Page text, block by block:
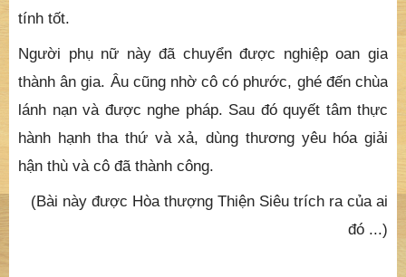
tính tốt.
Người phụ nữ này đã chuyển được nghiệp oan gia
thành ân gia. Âu cũng nhờ cô có phước, ghé đến chùa
lánh nạn và được nghe pháp. Sau đó quyết tâm thực
hành hạnh tha thứ và xả, dùng thương yêu hóa giải
hận thù và cô đã thành công.
(Bài này được Hòa thượng Thiện Siêu trích ra của ai
đó ...)